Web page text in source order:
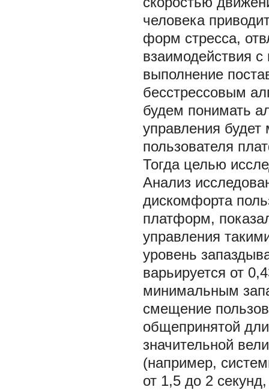
человека
форм стресса,
взаимодействия
выполнение
бесстрессовым
будем понимать
управления будет
пользователя
Тогда целью
Анализ
дискомфорта
платформ,
управления
уровень
варьируется от
минимальным
смещение
общепринятой
значительной
(например,
от 1,5 до 2